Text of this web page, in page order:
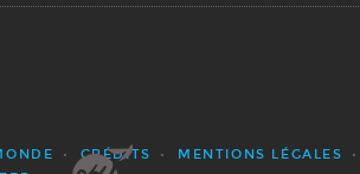
CRÉDITS MENTIONS LÉGALES